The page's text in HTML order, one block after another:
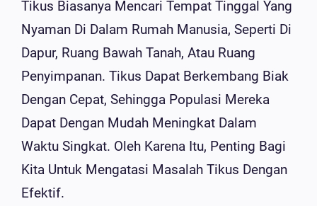
Tikus Biasanya Mencari Tempat Tinggal Yang
Nyaman Di Dalam Rumah Manusia, Seperti Di
Dapur, Ruang Bawah Tanah, Atau Ruang
Penyimpanan. Tikus Dapat Berkembang Biak
Dengan Cepat, Sehingga Populasi Mereka
Dapat Dengan Mudah Meningkat Dalam
Waktu Singkat. Oleh Karena Itu, Penting Bagi
Kita Untuk Mengatasi Masalah Tikus Dengan
Efektif.